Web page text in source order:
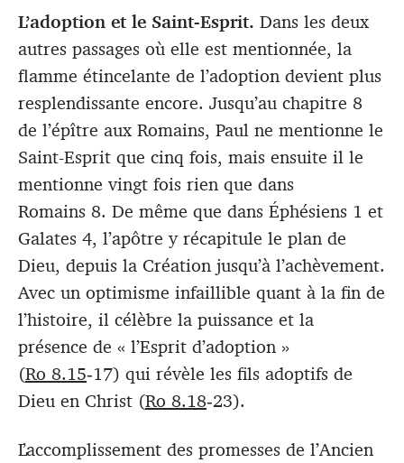
L’adoption et le Saint-Esprit. Dans les deux
autres passages où elle est mentionnée, la
flamme étincelante de l’adoption devient plus
resplendissante encore. Jusqu’au chapitre 8
de l’épître aux Romains, Paul ne mentionne le
Saint-Esprit que cinq fois, mais ensuite il le
mentionne vingt fois rien que dans
Romains 8. De même que dans Éphésiens 1 et
Galates 4, l’apôtre y récapitule le plan de
Dieu, depuis la Création jusqu’à l’achèvement.
Avec un optimisme infaillible quant à la fin de
l’histoire, il célèbre la puissance et la
présence de « l’Esprit d’adoption »
(Ro 8.15‑17) qui révèle les fils adoptifs de
Dieu en Christ (Ro 8.18‑23).
L’accomplissement des promesses de l’Ancien